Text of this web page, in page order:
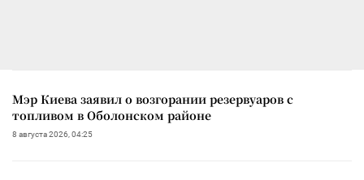
Мэр Киева заявил о возгорании резервуаров с
топливом в Оболонском районе
8 августа 2026, 04:25